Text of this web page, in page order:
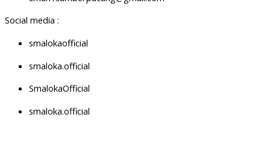
Social media :
smalokaofficial
smaloka.official
SmalokaOfficial
smaloka.official